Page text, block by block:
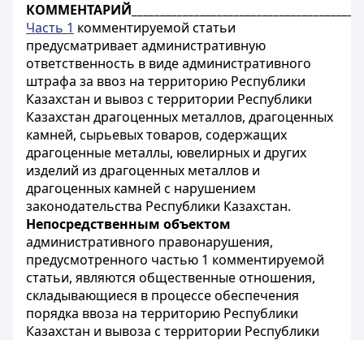
Часть 1 комментируемой статьи
предусматривает административную
ответственность в виде административного
штрафа за ввоз на территорию Республики
Казахстан и вывоз с территории Республики
Казахстан драгоценных металлов, драгоценных
камней, сырьевых товаров, содержащих
драгоценные металлы, ювелирных и других
изделий из драгоценных металлов и
драгоценных камней с нарушением
законодательства Республики Казахстан.
Непосредственным объектом
административного правонарушения,
предусмотренного частью 1 комментируемой
статьи, являются общественные отношения,
складывающиеся в процессе обеспечения
порядка ввоза на территорию Республики
Казахстан и вывоза с территории Республики